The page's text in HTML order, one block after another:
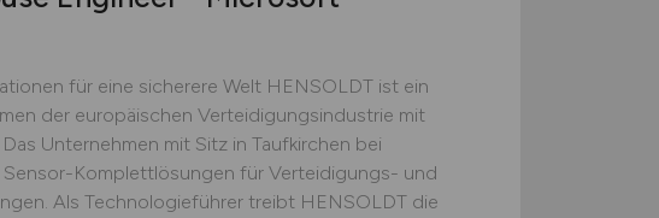
für eine sicherere Welt HENSOLDT ist ein
der europäischen Verteidigungsindustrie mit
Unternehmen mit Sitz in Taufkirchen bei
Komplettlösungen für Verteidigungs- und
Als Technologieführer treibt HENSOLDT die